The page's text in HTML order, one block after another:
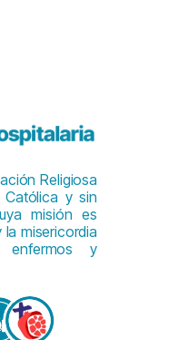
Religiosa
Católica y sin
misión es
misericordia
y